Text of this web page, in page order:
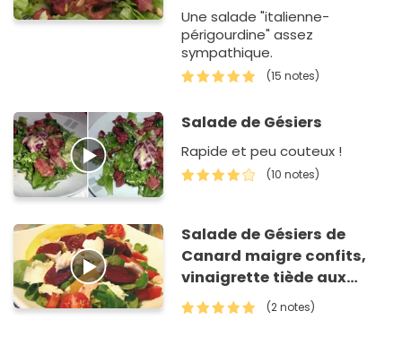
Une salade "italienne-
périgourdine" assez
sympathique.
(15 notes)
Salade de Gésiers
Rapide et peu couteux !
(10 notes)
Salade de Gésiers de
Canard maigre confits,
vinaigrette tiède aux
agrumes et pignons de
pins torréfiés
(2 notes)